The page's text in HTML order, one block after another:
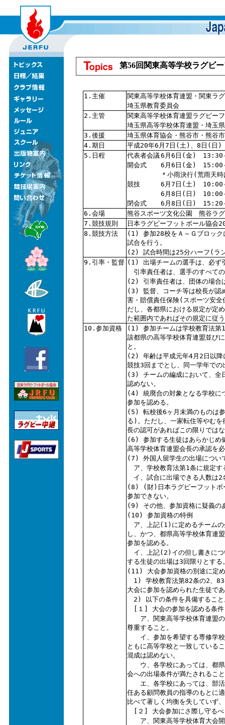
第56回関東高等学校ラグビ
1.主催
関東高等学校体育連盟・関東ラ
埼玉県教育委員会
2.主管
関東高等学校体育連盟ラグビー
埼玉県高等学校体育連盟・埼玉
3.後援
埼玉県体育協会・熊谷市・熊谷
4.期日
平成20年6月7日(土)、8日(日)
5.日程
代表者会議6月6日(金) 13:30
開会式
6月6日(金) 15:00
＊小雨決行(荒雨天
競技
6月7日(土) 10:00
6月8日(日) 10:00
閉会式
6月8日(日) 15:20
6.会場
熊谷スポーツ文化公園 熊谷ラ
7.競技規則
日本ラグビーフットボール協会
8.競技方法
(1) 参加28校をＡ～Ｇブロック
試合を行う。
(2) 試合時間は25分ハーフ(ラ
9.引率・監督 (1) 出場チームの選手は、必ず
引率責任者は、選手のすべて
(2) 引率責任者は、団体の場合
(3) 監督、コーチ等は校長が認
害・賠償責任保険(スポーツ安
だし、各都県における規定が定
た範囲内であればその規定に従
10.参加資格
(1) 参加チームは学校教育法第
該都県の高等学校体育連盟並び
と。
(2) 年齢は平成元年4月2日以降
競技3回までとし、同一学年で
(3) チームの編成において、全
認めない。
(4) 統廃合の対象となる学校に
参加を認める。
(5) 転校後6ヶ月未満のものは
る)。ただし、一家転住等やむ
長の認可があればこの限りでは
(6) 参加する生徒はあらかじめ
高等学校体育連盟会長の承認を
(7) 外国人留学生の出場につい
ア、学校教育法第1条に規定す
イ、試合に出場できる人数は2
(8) (財)日本ラグビーフットボ
参加できない。
(9) その他、参加資格に疑義の
(10) 参加資格の特例
ア、上記(1)に定めるチーム
し、かつ、都県高等学校体育連
参加を認める。
イ、上記(2)イの但し書きにつ
する生徒の出場は3回限りとする
(11) 大会参加資格の別途に定
1) 学校教育法第82条の2、83
大会に参加を認められた生徒で
2) 以下の条件を具備すること
[１] 大会の参加を認める条件
ア、関東高等学校体育連盟の
尊重すること。
イ、参加を希望する専修学校
ともに高等学校と一致している
混成は認めない。
ウ、各学校にあっては、都県
会への出場条件が満たされるこ
エ、各学校にあっては、部活
任ある顧問教員の指導のもとに
比べて著しく均衡を失していず
[２] 大会参加にさ際し守るべ
ア、関東高等学校体育大会開